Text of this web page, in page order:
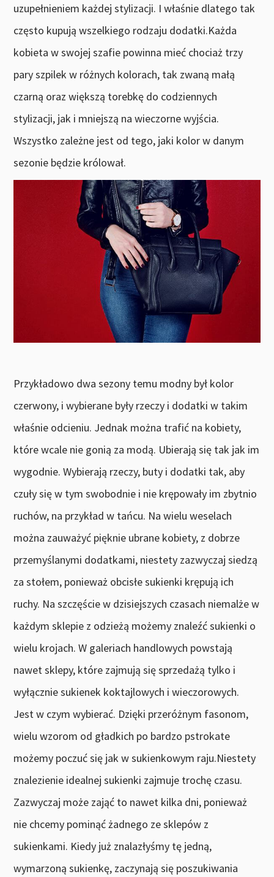
uzupełnieniem każdej stylizacji. I właśnie dlatego tak
często kupują wszelkiego rodzaju dodatki.Każda
kobieta w swojej szafie powinna mieć chociaż trzy
pary szpilek w różnych kolorach, tak zwaną małą
czarną oraz większą torebkę do codziennych
stylizacji, jak i mniejszą na wieczorne wyjścia.
Wszystko zależne jest od tego, jaki kolor w danym
sezonie będzie królował.
Przykładowo dwa sezony temu modny był kolor
czerwony, i wybierane były rzeczy i dodatki w takim
właśnie odcieniu. Jednak można trafić na kobiety,
które wcale nie gonią za modą. Ubierają się tak jak im
wygodnie. Wybierają rzeczy, buty i dodatki tak, aby
czuły się w tym swobodnie i nie krępowały im zbytnio
ruchów, na przykład w tańcu. Na wielu weselach
można zauważyć pięknie ubrane kobiety, z dobrze
przemyślanymi dodatkami, niestety zazwyczaj siedzą
za stołem, ponieważ obcisłe sukienki krępują ich
ruchy. Na szczęście w dzisiejszych czasach niemalże w
każdym sklepie z odzieżą możemy znaleźć sukienki o
wielu krojach. W galeriach handlowych powstają
nawet sklepy, które zajmują się sprzedażą tylko i
wyłącznie sukienek koktajlowych i wieczorowych.
Jest w czym wybierać. Dzięki przeróżnym fasonom,
wielu wzorom od gładkich po bardzo pstrokate
możemy poczuć się jak w sukienkowym raju.Niestety
znalezienie idealnej sukienki zajmuje trochę czasu.
Zazwyczaj może zająć to nawet kilka dni, ponieważ
nie chcemy pominąć żadnego ze sklepów z
sukienkami. Kiedy już znalazłyśmy tę jedną,
wymarzoną sukienkę, zaczynają się poszukiwania